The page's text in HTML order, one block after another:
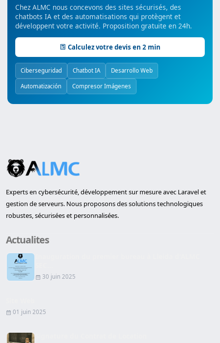
Chez ALMC nous concevons des sites sécurisés, des
chatbots IA et des automatisations qui protègent et
développent votre activité. Proposition gratuite en 24h.
Calculez votre devis en 2 min
Ciberseguridad Chatbot IA Desarrollo Web
Automatización Compresor Imágenes
Experts en cybersécurité, développement sur mesure avec Laravel et
gestion de serveurs. Nous proposons des solutions technologiques
robustes, sécurisées et personnalisées.
Actualites
30 juin 2025
01 juin 2025